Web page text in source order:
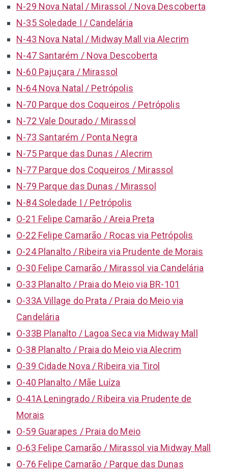
N-29 Nova Natal / Mirassol / Nova Descoberta
N-35 Soledade I / Candelária
N-43 Nova Natal / Midway Mall via Alecrim
N-47 Santarém / Nova Descoberta
N-60 Pajuçara / Mirassol
N-64 Nova Natal / Petrópolis
N-70 Parque dos Coqueiros / Petrópolis
N-72 Vale Dourado / Mirassol
N-73 Santarém / Ponta Negra
N-75 Parque das Dunas / Alecrim
N-77 Parque dos Coqueiros / Mirassol
N-79 Parque das Dunas / Mirassol
N-84 Soledade I / Petrópolis
O-21 Felipe Camarão / Areia Preta
O-22 Felipe Camarão / Rocas via Petrópolis
O-24 Planalto / Ribeira via Prudente de Morais
O-30 Felipe Camarão / Mirassol via Candelária
O-33 Planalto / Praia do Meio via BR-101
O-33A Village do Prata / Praia do Meio via
Candelária
O-33B Planalto / Lagoa Seca via Midway Mall
O-38 Planalto / Praia do Meio via Alecrim
O-39 Cidade Nova / Ribeira via Tirol
O-40 Planalto / Mãe Luíza
O-41A Leningrado / Ribeira via Prudente de
Morais
O-59 Guarapes / Praia do Meio
O-63 Felipe Camarão / Mirassol via Midway Mall
O-76 Felipe Camarão / Parque das Dunas